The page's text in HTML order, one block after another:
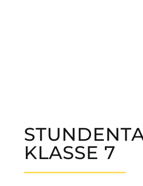
KLASSE 7